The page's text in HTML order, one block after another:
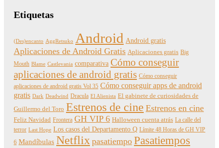
Etiquetas
(Des)encanto AggRetsuko Android Android gratis
Aplicaciones de Android Gratis Aplicaciones gratis Big
Mouth Blame Castlevania comparativa Cómo conseguir
aplicaciones de android gratis Cómo conseguir
aplicaciones de android gratis Vol 35 Cómo conseguir apps de android
gratis Dark Deadwind Dracula El Alienista El gabinete de curiosidades de
Guillermo del Toro Estrenos de cine Estrenos en cine
Feliz Navidad Frontera GH VIP 6 Halloween cuenta atrás La calle del
terror Last Hope Los casos del Departamento Q Límite 48 Horas de GH VIP
6 Mandíbulas Netflix pasatiempo Pasatiempos